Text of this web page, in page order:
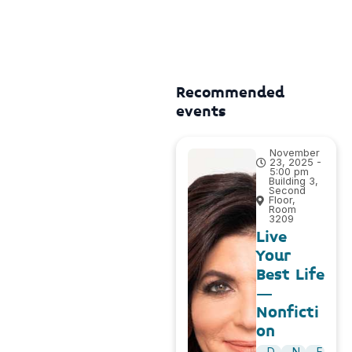
Recommended
events
November
23, 2025 -
5:00 pm
Building 3,
Second
Floor,
Room
3209
Live
Your
Best Life
–
Nonficti
on